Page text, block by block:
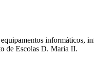
informáticos,
de Escolas D. Maria II.